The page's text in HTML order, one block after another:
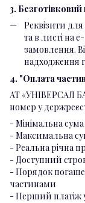
3. Безготівковий
Реквізити для
та в листі на
замовлення.
надходження
4. "Оплата
АТ «УНІВЕРСАЛ
номер у
- Мінімальна
- Максимальна
- Реальна річна
- Доступний
- Порядок
частинами
- Перший платіж